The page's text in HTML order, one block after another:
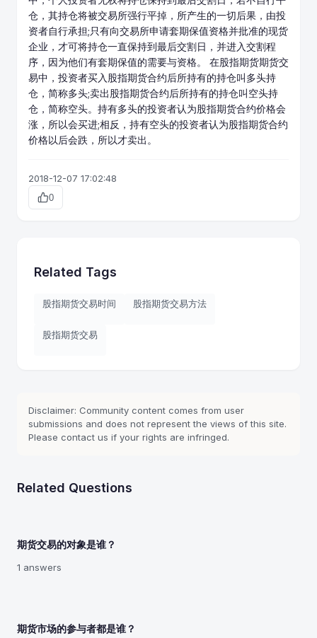
仓，其持仓将被交易所强行平掉，所产生的一切后果，由投
资者自行承担;只有向交易所申请套期保值资格并批准的现货
企业，才可将持仓一直保持到最后交割日，并进入交割程
序，因为他们有套期保值的需要与资格。 在股指期货期货交
易中，投资者买入股指期货合约后所持有的持仓叫多头持
仓，简称多头;卖出股指期货合约后所持有的持仓叫空头持
仓，简称空头。持有多头的投资者认为股指期货合约价格会
涨，所以会买进;相反，持有空头的投资者认为股指期货合约
价格以后会跌，所以才卖出。
2018-12-07 17:02:48
0
Related Tags
股指期货交易时间 股指期货交易方法
股指期货交易
Disclaimer: Community content comes from user
submissions and does not represent the views of this site.
Please contact us if your rights are infringed.
Related Questions
期货交易的对象是谁？
1 answers
期货市场的参与者都是谁？